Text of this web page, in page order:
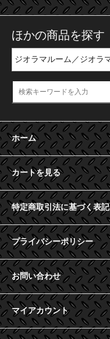
ほかの商品を探す
ホーム
カートを見る
特定商取引法に基づく表記
プライバシーポリシー
お問い合わせ
マイアカウント